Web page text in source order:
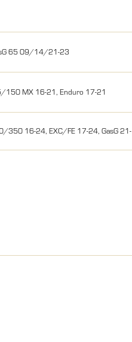
65 09/14/21-23
150 MX 16-21, Enduro 17-21
350 16-24, EXC/FE 17-24, GasG 21-